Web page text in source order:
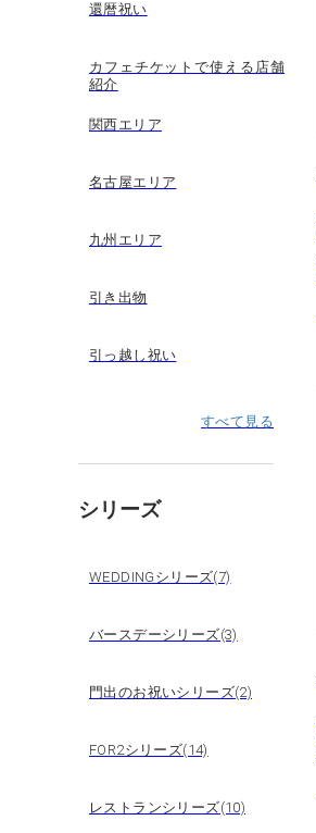
還暦祝い
カフェチケットで使える店舗
紹介
関西エリア
名古屋エリア
九州エリア
引き出物
引っ越し祝い
すべて見る
シリーズ
WEDDINGシリーズ(7)
バースデーシリーズ(3)
門出のお祝いシリーズ(2)
FOR2シリーズ(14)
レストランシリーズ(10)